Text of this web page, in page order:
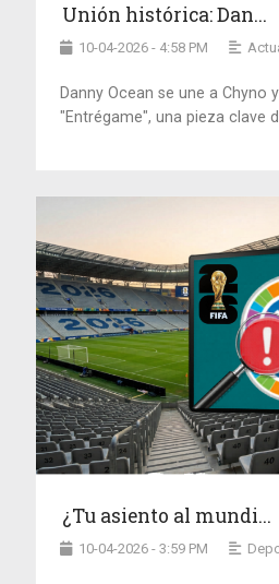
Unión histórica: Dan...
10-04-2026 - 4:58 PM
Danny Ocean se une a Chyno
"Entrégame", una pieza clave
¿Tu asiento al mundi...
10-04-2026 - 3:59 PM